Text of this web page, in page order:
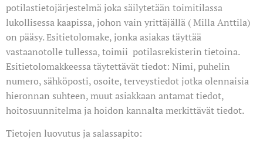
potilastietojärjestelmä joka säilytetään toimitilassa
lukollisessa kaapissa, johon vain yrittäjällä ( Milla Anttila)
on pääsy. Esitietolomake, jonka asiakas täyttää
vastaanotolle tullessa, toimii potilasrekisterin tietoina.
Esitietolomakkeessa täytettävät tiedot: Nimi, puhelin
numero, sähköposti, osoite, terveystiedot jotka olennaisia
hieronnan suhteen, muut asiakkaan antamat tiedot,
hoitosuunnitelma ja hoidon kannalta merkittävät tiedot.
Tietojen luovutus ja salassapito: